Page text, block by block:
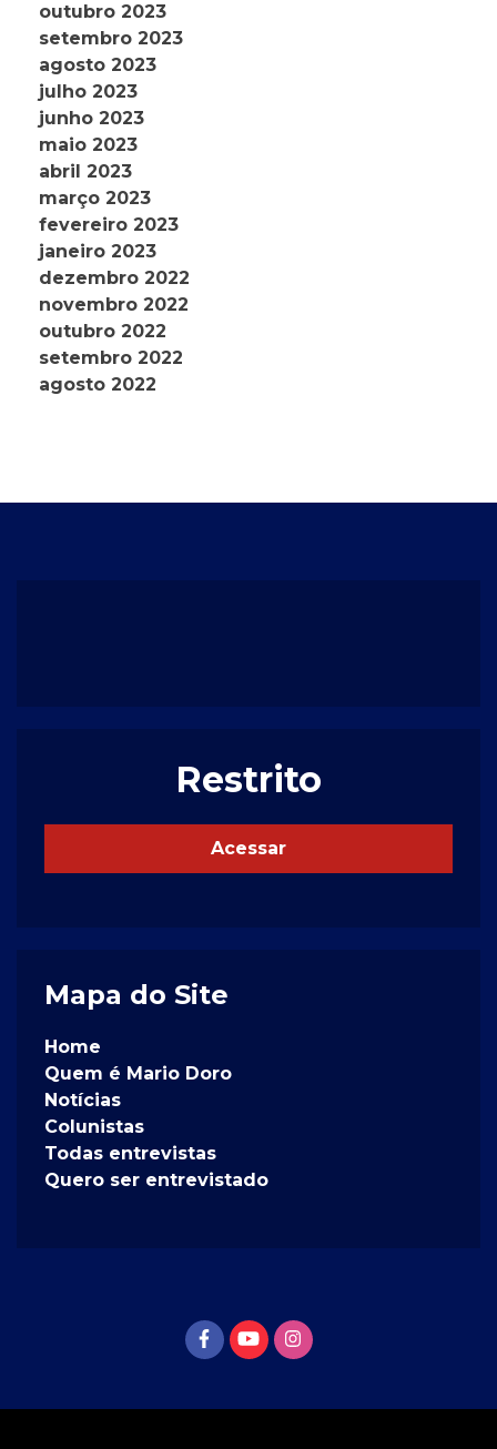
outubro 2023
setembro 2023
agosto 2023
julho 2023
junho 2023
maio 2023
abril 2023
março 2023
fevereiro 2023
janeiro 2023
dezembro 2022
novembro 2022
outubro 2022
setembro 2022
agosto 2022
Restrito
Acessar
Mapa do Site
Home
Quem é Mario Doro
Notícias
Colunistas
Todas entrevistas
Quero ser entrevistado